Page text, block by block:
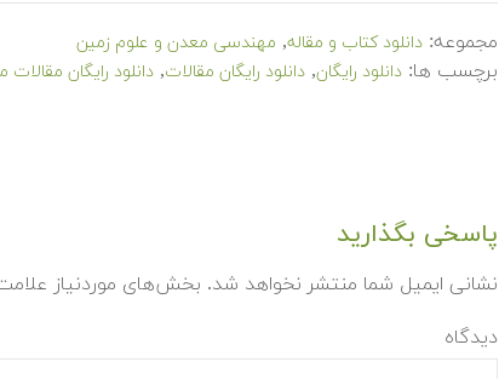
مجموعه: دانلود کتاب و مقاله, مهندسی معدن و علوم زمین
برچسب ها: دانلود رایگان, دانلود رایگان مقالات, دانلود رایگان
پاسخی بگذارید
نشانی ایمیل شما منتشر نخواهد شد. بخش‌های موردنیاز
دیدگاه